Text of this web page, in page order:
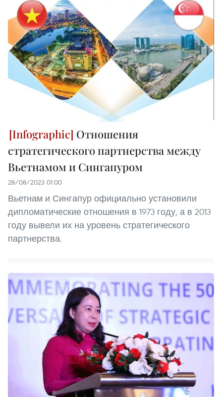
Отношения
стратегического партнерства между
Вьетнамом и Сингапуром
28/08/2023 01:00
Вьетнам и Сингапур официально установили
дипломатические отношения в 1973 году, а в 2013
году вывели их на уровень стратегического
партнерства.